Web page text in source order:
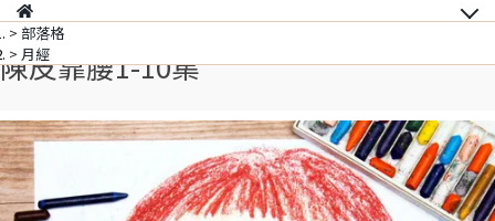
部落格
月經
陳皮靠腰1-10集